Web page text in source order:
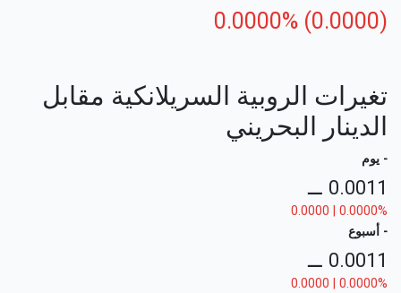
0.0000% (0.0000)
تغيرات الروبية السريلانكية مقابل
الدينار البحريني
- يوم
0.0011
⚊
0.0000 | 0.0000%
- أسبوع
0.0011
⚊
0.0000 | 0.0000%